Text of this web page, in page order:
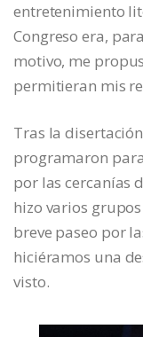
entretenimiento
Congreso era,
motivo, me
permitieran mis
Tras la
programaron
por las cercanías
hizo varios
breve paseo por
hiciéramos una
visto.